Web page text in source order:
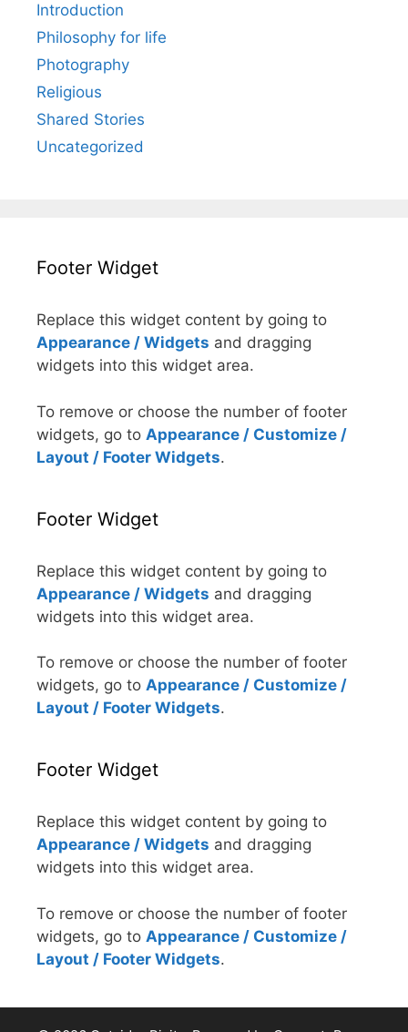
Introduction
Philosophy for life
Photography
Religious
Shared Stories
Uncategorized
Footer Widget
Replace this widget content by going to
Appearance / Widgets and dragging
widgets into this widget area.
To remove or choose the number of footer
widgets, go to Appearance / Customize /
Layout / Footer Widgets.
Footer Widget
Replace this widget content by going to
Appearance / Widgets and dragging
widgets into this widget area.
To remove or choose the number of footer
widgets, go to Appearance / Customize /
Layout / Footer Widgets.
Footer Widget
Replace this widget content by going to
Appearance / Widgets and dragging
widgets into this widget area.
To remove or choose the number of footer
widgets, go to Appearance / Customize /
Layout / Footer Widgets.